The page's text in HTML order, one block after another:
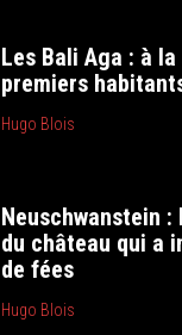
Les Bali Aga : à
premiers
Hugo Blois
Neuschwanstein
du château qui a
de fées
Hugo Blois